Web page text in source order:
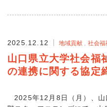
2025.12.12 地域貢献 社会福
山口県立大学社会福
の連携に関する協定
2025年12月8日（月）、